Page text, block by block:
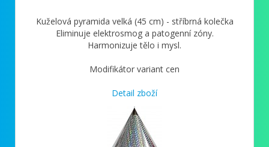
Kuželová pyramida velká (45 cm) - stříbrná kolečka
Eliminuje elektrosmog a patogenní zóny.
Harmonizuje tělo i mysl.
Modifikátor variant cen
Detail zboží